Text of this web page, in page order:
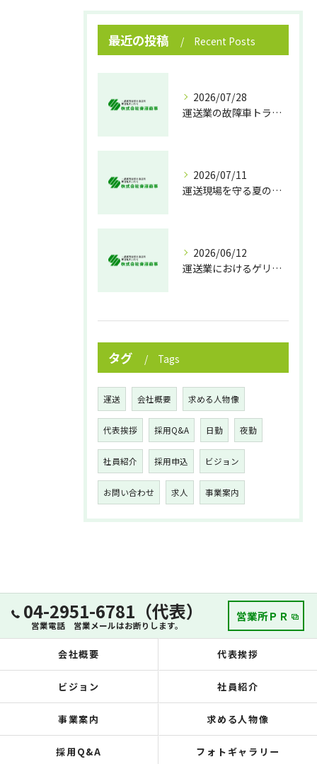
最近の投稿 Recent Posts
2026/07/28
運送業の故障車トラブル即時対処法
2026/07/11
運送現場を守る夏の熱中症対策
2026/06/12
運送業におけるゲリラ豪雨対策の実践法
タグ Tags
運送 会社概要 求める人物像
代表挨拶 採用Q&A 日勤 夜勤
社員紹介 採用申込 ビジョン
お問い合わせ 求人 事業案内
04-2951-6781（代表）
営業電話 営業メールはお断りします。
営業所ＰＲ
会社概要 代表挨拶
ビジョン 社員紹介
事業案内 求める人物像
採用Q&A フォトギャラリー